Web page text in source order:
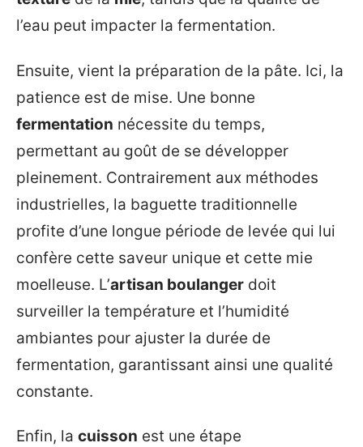
l’eau peut impacter la fermentation.
Ensuite, vient la préparation de la pâte. Ici, la
patience est de mise. Une bonne
fermentation nécessite du temps,
permettant au goût de se développer
pleinement. Contrairement aux méthodes
industrielles, la baguette traditionnelle
profite d’une longue période de levée qui lui
confère cette saveur unique et cette mie
moelleuse. L’artisan boulanger doit
surveiller la température et l’humidité
ambiantes pour ajuster la durée de
fermentation, garantissant ainsi une qualité
constante.
Enfin, la cuisson est une étape